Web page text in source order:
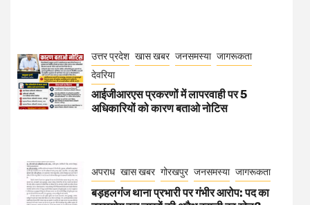
उत्तर प्रदेश खास खबर जनसमस्या जागरूकता
देवरिया
आईजीआरएस प्रकरणों में लापरवाही पर 5
अधिकारियों को कारण बताओ नोटिस
अपराध खास खबर गोरखपुर जनसमस्या जागरूकता
बड़हलगंज थाना प्रभारी पर गंभीर आरोप: पद का